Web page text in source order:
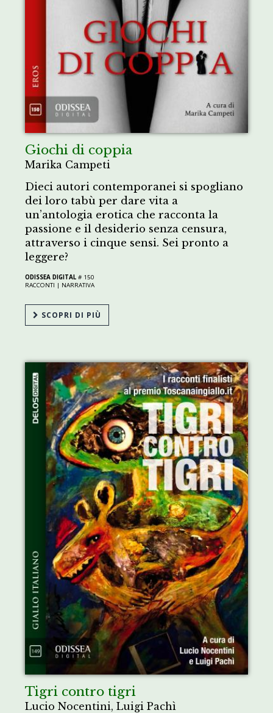
Giochi di coppia
Marika Campeti
Dieci autori contemporanei si spogliano
dei loro tabù per dare vita a
un’antologia erotica che racconta la
passione e il desiderio senza censura,
attraverso i cinque sensi. Sei pronto a
leggere?
ODISSEA DIGITAL # 150
RACCONTI | NARRATIVA
SCOPRI DI PIÙ
Tigri contro tigri
Lucio Nocentini, Luigi Pachì